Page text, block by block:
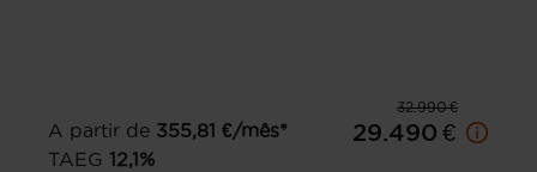
32.990 €
A partir de 355,81 €/mês*
TAEG 12,1%
29.490 €